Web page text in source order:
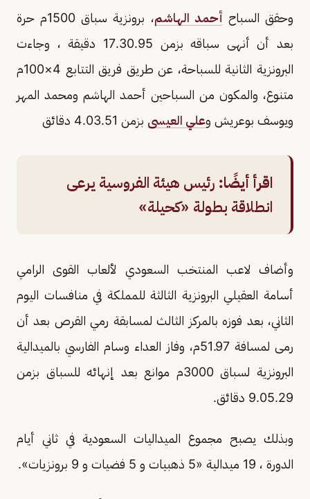
وحقق السباح أحمد الهاشم
، برونزية سباق 1500م حرة
بعد أن أنهى سباقه بزمن 17.30.95 دقيقة ، وجاءت
البرونزية الثانية للسباحة، عن طريق فريق التتابع 4×100م
متنوع، والمكون من السباحين أحمد الهاشم ومحمد المهر
ويوسف بوعريش وعلي العيسى بزمن 4.03.51 دقائق
اقرأ أيضًا: رئيس هيئة الفروسية يرعى
انطلاقة بطولة «كحيلة»
وأضاف لاعب المنتخب السعودي لألعاب القوى الرامي
أسامة العقيلي البرونزية الثالثة للمملكة في منافسات اليوم
الثاني، بعد فوزه بالمركز الثالث لمسابقة رمي القرص بعد أن
رمى لمسافة 51.97م، وفاز العداء وسام الفارسي بالميدالية
البرونزية لسباق 3000م موانع بعد إنهائه للسباق بزمن
9.05.29 دقائق.
وبذلك يصبح مجموع الميداليات السعودية في ثاني أيام
الدورة ، 19 ميدالية «5 ذهبيات و 5 فضيات و 9 برونزيات».